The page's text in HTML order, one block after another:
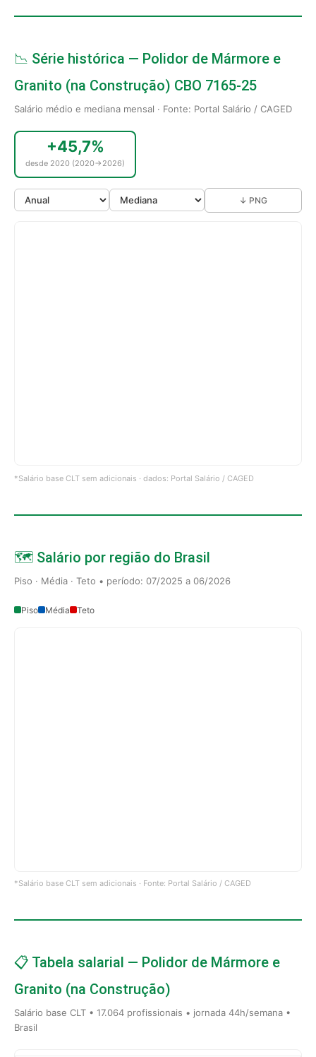
📉 Série histórica — Polidor de Mármore e
Granito (na Construção) CBO 7165-25
Salário médio e mediana mensal · Fonte: Portal Salário / CAGED
+45,7%
desde 2020 (2020→2026)
↓ PNG
*Salário base CLT sem adicionais · dados: Portal Salário / CAGED
🗺️ Salário por região do Brasil
Piso · Média · Teto • período: 07/2025 a 06/2026
Piso Média Teto
*Salário base CLT sem adicionais · Fonte: Portal Salário / CAGED
📋 Tabela salarial — Polidor de Mármore e
Granito (na Construção)
Salário base CLT • 17.064 profissionais • jornada 44h/semana •
Brasil